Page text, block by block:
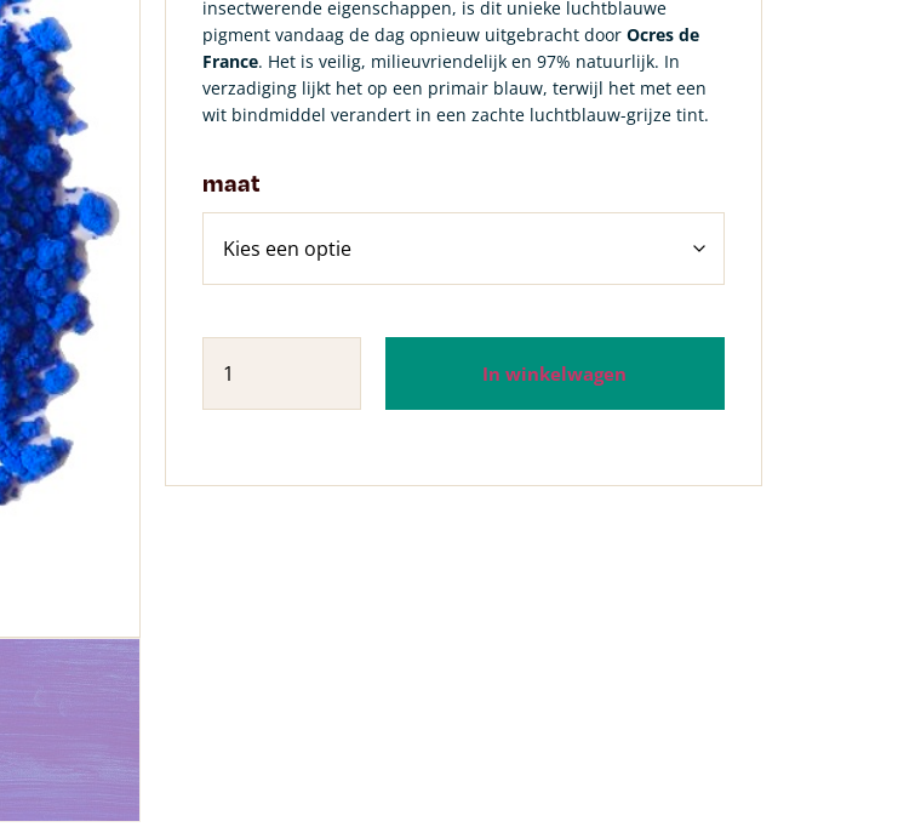
insectwerende eigenschappen, is dit unieke luchtblauwe
pigment vandaag de dag opnieuw uitgebracht door Ocres de
France. Het is veilig, milieuvriendelijk en 97% natuurlijk. In
verzadiging lijkt het op een primair blauw, terwijl het met een
wit bindmiddel verandert in een zachte luchtblauw-grijze tint.
maat
In winkelwagen